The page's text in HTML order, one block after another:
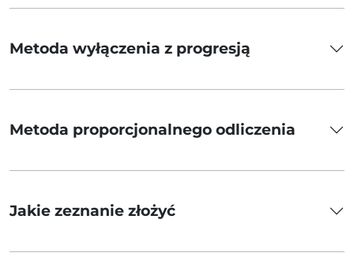
Metoda wyłączenia z progresją
Metoda proporcjonalnego odliczenia
Jakie zeznanie złożyć